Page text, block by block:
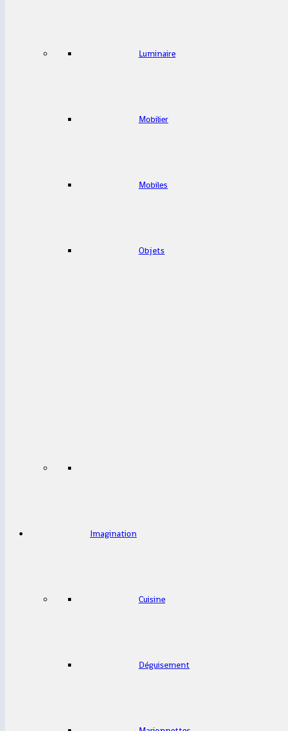
Luminaire
Mobilier
Mobiles
Objets
Imagination
Cuisine
Déguisement